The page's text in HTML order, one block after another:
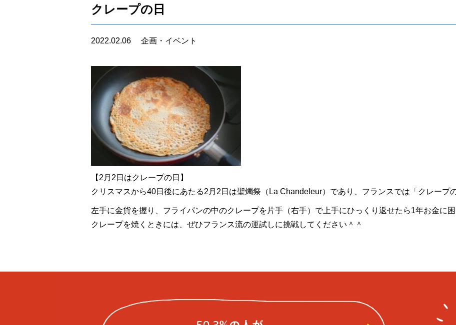
クレープの日
2022.02.06 企画・イベント
【2月2日はクレープの日】
クリスマスから40日後にあたる2月2日は聖燭祭（La Chandeleur）であり、フランスでは「クレープ
左手に金貨を握り、フライパンの中のクレープを片手（右手）で上手にひっくり返せたら1年お金に
クレープを焼くときには、ぜひフランス流の運試しに挑戦してください＾＾